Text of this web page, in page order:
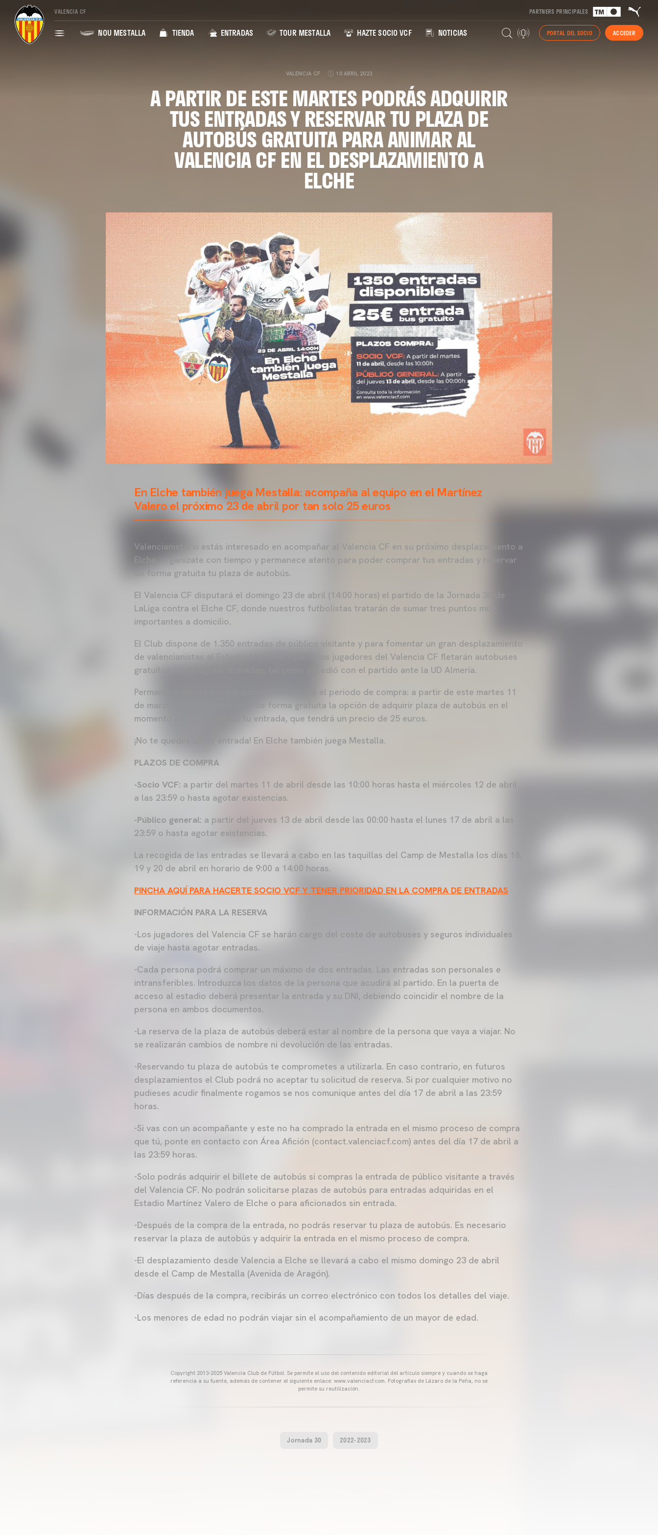
VALENCIA CF PARTNERS PRINCIPALES
NOU MESTALLA TIENDA ENTRADAS TOUR MESTALLA HAZTE SOCIO VCF NOTICIAS PORTAL DEL SOCIO ACCEDER
VALENCIA CF 10 ABRIL 2023
A PARTIR DE ESTE MARTES PODRÁS ADQUIRIR
TUS ENTRADAS Y RESERVAR TU PLAZA DE
AUTOBÚS GRATUITA PARA ANIMAR AL
VALENCIA CF EN EL DESPLAZAMIENTO A
ELCHE
En Elche también juega Mestalla: acompaña al equipo en el Martínez
Valero el próximo 23 de abril por tan solo 25 euros
Valencianista, si estás interesado en acompañar al Valencia CF en su próximo desplazamiento a
Elche, organízate con tiempo y permanece atento para poder comprar tus entradas y reservar
de forma gratuita tu plaza de autobús.
El Valencia CF disputará el domingo 23 de abril (14:00 horas) el partido de la Jornada 30 de
LaLiga contra el Elche CF, donde nuestros futbolistas tratarán de sumar tres puntos muy
importantes a domicilio.
El Club dispone de 1.350 entradas de público visitante y para fomentar un gran desplazamiento
de valencianistas al Estadio Martínez Valero, los jugadores del Valencia CF fletarán autobuses
gratuitos hasta agotar entradas, tal como sucedió con el partido ante la UD Almería.
Permanece atento porque pronto comenzará el periodo de compra: a partir de este martes 11
de marzo podrás seleccionar de forma gratuita la opción de adquirir plaza de autobús en el
momento de la compra de tu entrada, que tendrá un precio de 25 euros.
¡No te quedes sin tu entrada! En Elche también juega Mestalla.
PLAZOS DE COMPRA
-Socio VCF: a partir del martes 11 de abril desde las 10:00 horas hasta el miércoles 12 de abril
a las 23:59 o hasta agotar existencias.
-Público general: a partir del jueves 13 de abril desde las 00:00 hasta el lunes 17 de abril a las
23:59 o hasta agotar existencias.
La recogida de las entradas se llevará a cabo en las taquillas del Camp de Mestalla los días 18,
19 y 20 de abril en horario de 9:00 a 14:00 horas.
PINCHA AQUÍ PARA HACERTE SOCIO VCF Y TENER PRIORIDAD EN LA COMPRA DE ENTRADAS
INFORMACIÓN PARA LA RESERVA
-Los jugadores del Valencia CF se harán cargo del coste de autobuses y seguros individuales
de viaje hasta agotar entradas.
-Cada persona podrá comprar un máximo de dos entradas. Las entradas son personales e
intransferibles. Introduzca los datos de la persona que acudirá al partido. En la puerta de
acceso al estadio deberá presentar la entrada y su DNI, debiendo coincidir el nombre de la
persona en ambos documentos.
-La reserva de la plaza de autobús deberá estar al nombre de la persona que vaya a viajar. No
se realizarán cambios de nombre ni devolución de las entradas.
-Reservando tu plaza de autobús te comprometes a utilizarla. En caso contrario, en futuros
desplazamientos el Club podrá no aceptar tu solicitud de reserva. Si por cualquier motivo no
pudieses acudir finalmente rogamos se nos comunique antes del día 17 de abril a las 23:59
horas.
-Si vas con un acompañante y este no ha comprado la entrada en el mismo proceso de compra
que tú, ponte en contacto con Área Afición (contact.valenciacf.com) antes del día 17 de abril a
las 23:59 horas.
-Solo podrás adquirir el billete de autobús si compras la entrada de público visitante a través
del Valencia CF. No podrán solicitarse plazas de autobús para entradas adquiridas en el
Estadio Martínez Valero de Elche o para aficionados sin entrada.
-Después de la compra de la entrada, no podrás reservar tu plaza de autobús. Es necesario
reservar la plaza de autobús y adquirir la entrada en el mismo proceso de compra.
-El desplazamiento desde Valencia a Elche se llevará a cabo el mismo domingo 23 de abril
desde el Camp de Mestalla (Avenida de Aragón).
-Días después de la compra, recibirás un correo electrónico con todos los detalles del viaje.
-Los menores de edad no podrán viajar sin el acompañamiento de un mayor de edad.
Copyright 2013-2025 Valencia Club de Fútbol. Se permite el uso del contenido editorial del artículo siempre y cuando se haga
referencia a su fuente, además de contener el siguiente enlace: www.valenciacf.com. Fotografías de Lázaro de la Peña, no se
permite su reutilización.
Jornada 30 2022-2023